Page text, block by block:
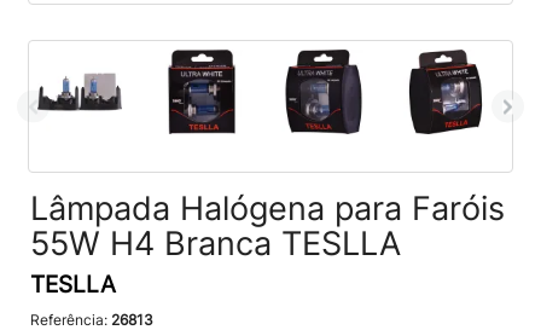
Lâmpada Halógena para Faróis
55W H4 Branca TESLLA
TESLLA
Referência: 26813